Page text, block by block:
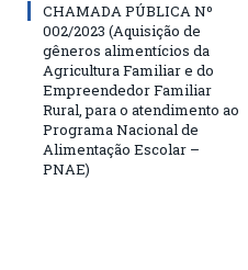
CHAMADA PÚBLICA Nº
002/2023 (Aquisição de
gêneros alimentícios da
Agricultura Familiar e do
Empreendedor Familiar
Rural, para o atendimento ao
Programa Nacional de
Alimentação Escolar –
PNAE)